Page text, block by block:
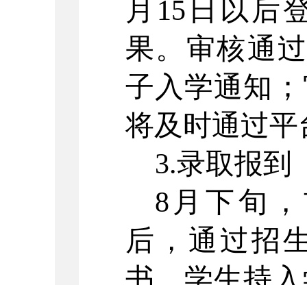
月 15 日以后
果。审核通
子入学通知
将及时通过
3.录取报到
8 月下旬
后，通过招